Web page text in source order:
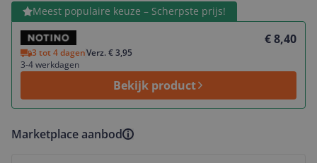
Meest populaire keuze – Scherpste prijs!
€ 8,40
3 tot 4 dagenVerz. € 3,95
3-4 werkdagen
Bekijk product
Bekijk product
Marketplace aanbod